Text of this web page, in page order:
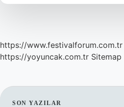
https://www.festivalforum.com.tr
https://yoyuncak.com.tr Sitemap
SON YAZILAR